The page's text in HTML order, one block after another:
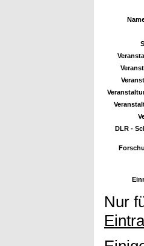
DLR -
Nur